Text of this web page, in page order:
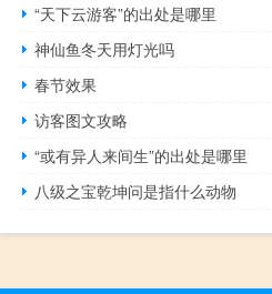
“天下云游客”的出处是哪里
神仙鱼冬天用灯光吗
春节效果
访客图文攻略
“或有异人来间生”的出处是哪里
八级之宝乾坤问是指什么动物